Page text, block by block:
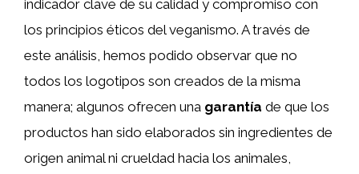
indicador clave de su calidad y compromiso con
los principios éticos del veganismo. A través de
este análisis, hemos podido observar que no
todos los logotipos son creados de la misma
manera; algunos ofrecen una garantía de que los
productos han sido elaborados sin ingredientes de
origen animal ni crueldad hacia los animales,